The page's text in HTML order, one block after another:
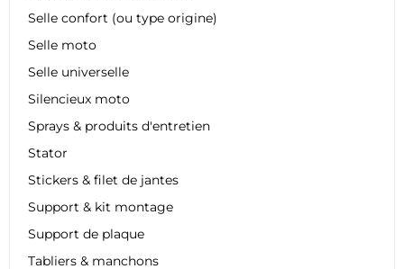
Selle confort (ou type origine)
Selle moto
Selle universelle
Silencieux moto
Sprays & produits d'entretien
Stator
Stickers & filet de jantes
Support & kit montage
Support de plaque
Tabliers & manchons